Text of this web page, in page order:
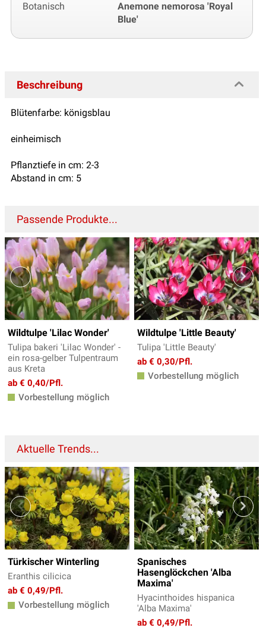
Botanisch
Anemone nemorosa 'Royal
Blue'
Beschreibung
Blütenfarbe: königsblau
einheimisch
Pflanztiefe in cm: 2-3
Abstand in cm: 5
Passende Produkte...
Wildtulpe 'Lilac Wonder'
Tulipa bakeri 'Lilac Wonder' -
ein rosa-gelber Tulpentraum
aus Kreta
ab € 0,40/Pfl.
Vorbestellung möglich
Wildtulpe 'Little Beauty'
Tulipa 'Little Beauty'
ab € 0,30/Pfl.
Vorbestellung möglich
Aktuelle Trends...
Türkischer Winterling
Eranthis cilicica
ab € 0,49/Pfl.
Vorbestellung möglich
Spanisches
Hasenglöckchen 'Alba
Maxima'
Hyacinthoides hispanica
'Alba Maxima'
ab € 0,49/Pfl.